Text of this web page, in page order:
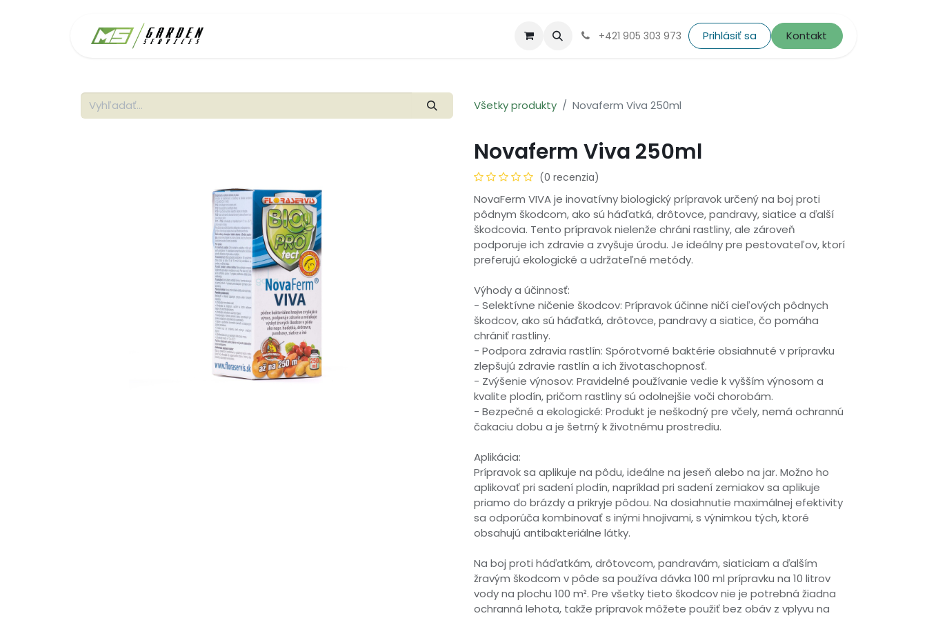
+421 905 303 973 Prihlásiť sa Kontakt
Všetky produkty Novaferm Viva 250ml
Novaferm Viva 250ml
(0 recenzia)
NovaFerm VIVA je inovatívny biologický prípravok určený na boj proti
pôdnym škodcom, ako sú háďatká, drôtovce, pandravy, siatice a ďalší
škodcovia. Tento prípravok nielenže chráni rastliny, ale zároveň
podporuje ich zdravie a zvyšuje úrodu. Je ideálny pre pestovateľov, ktorí
preferujú ekologické a udržateľné metódy.
Výhody a účinnosť:
- Selektívne ničenie škodcov: Prípravok účinne ničí cieľových pôdnych
škodcov, ako sú háďatká, drôtovce, pandravy a siatice, čo pomáha
chrániť rastliny.
- Podpora zdravia rastlín: Spórotvorné baktérie obsiahnuté v prípravku
zlepšujú zdravie rastlín a ich životaschopnosť.
- Zvýšenie výnosov: Pravidelné používanie vedie k vyšším výnosom a
kvalite plodín, pričom rastliny sú odolnejšie voči chorobám.
- Bezpečné a ekologické: Produkt je neškodný pre včely, nemá ochrannú
čakaciu dobu a je šetrný k životnému prostrediu.
Aplikácia:
Prípravok sa aplikuje na pôdu, ideálne na jeseň alebo na jar. Možno ho
aplikovať pri sadení plodín, napríklad pri sadení zemiakov sa aplikuje
priamo do brázdy a prikryje pôdou. Na dosiahnutie maximálnej efektivity
sa odporúča kombinovať s inými hnojivami, s výnimkou tých, ktoré
obsahujú antibakteriálne látky.
Na boj proti háďatkám, drôtovcom, pandravám, siaticiam a ďalším
žravým škodcom v pôde sa používa dávka 100 ml prípravku na 10 litrov
vody na plochu 100 m². Pre všetky tieto škodcov nie je potrebná žiadna
ochranná lehota, takže prípravok môžete použiť bez obáv z vplyvu na